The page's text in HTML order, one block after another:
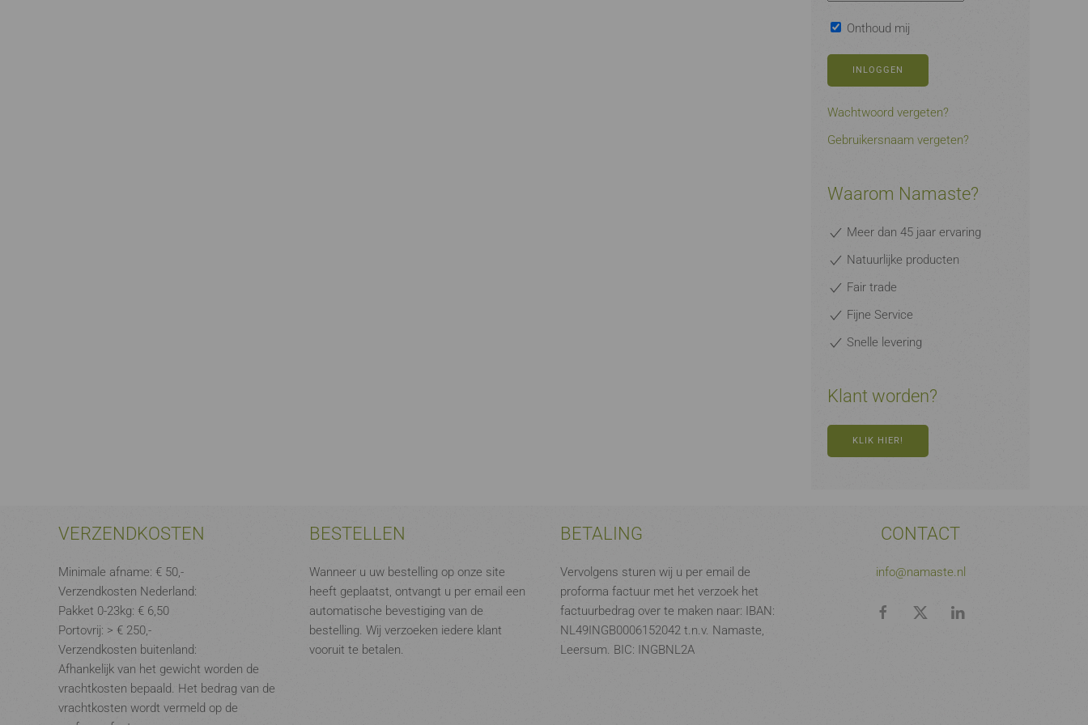
Onthoud mij
INLOGGEN
Wachtwoord vergeten?
Gebruikersnaam vergeten?
Waarom Namaste?
Meer dan 45 jaar ervaring
Natuurlijke producten
Fair trade
Fijne Service
Snelle levering
Klant worden?
KLIK HIER!
VERZENDKOSTEN
Minimale afname: € 50,-
Verzendkosten Nederland:
Pakket 0-23kg: € 6,50
Portovrij: > € 250,-
Verzendkosten buitenland:
Afhankelijk van het gewicht worden de
vrachtkosten bepaald. Het bedrag van de
vrachtkosten wordt vermeld op de
BESTELLEN
Wanneer u uw bestelling op onze site
heeft geplaatst, ontvangt u per email een
automatische bevestiging van de
bestelling. Wij verzoeken iedere klant
vooruit te betalen.
BETALING
Vervolgens sturen wij u per email de
proforma factuur met het verzoek het
factuurbedrag over te maken naar: IBAN:
NL49INGB0006152042 t.n.v. Namaste,
Leersum. BIC: INGBNL2A
CONTACT
info@namaste.nl